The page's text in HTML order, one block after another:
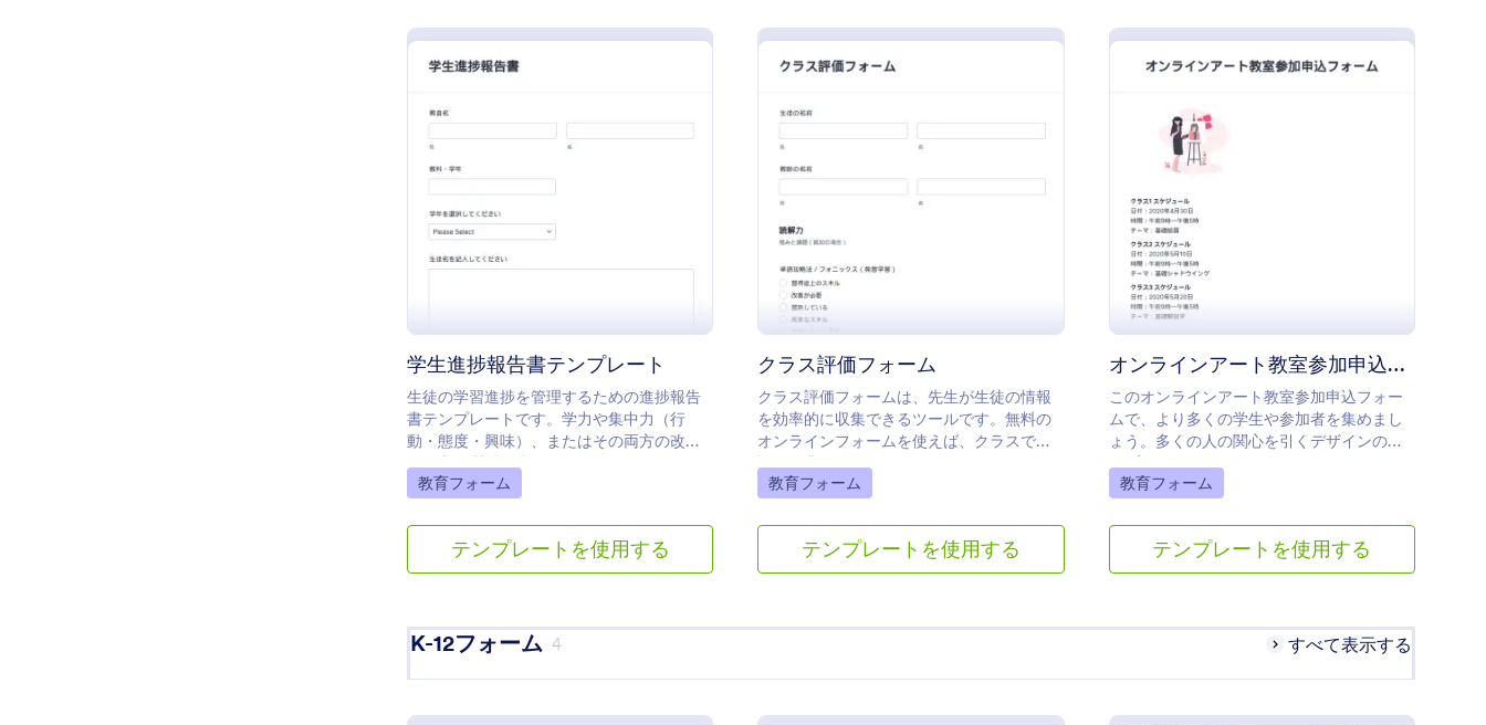
: 学生進捗報告書テンプレート
学生進捗報告書テンプレート
生徒の学習進捗を管理するための進捗報告
書テンプレートです。学力や集中力（行
動・態度・興味）、またはその両方の改善
に役立つ質問が含まれています。
Go to Category:
教育フォーム
テンプレートを使用する
プレビュー : クラス評価フォーム
クラス評価フォーム
クラス評価フォームは、先生が生徒の情報
を効率的に収集できるツールです。無料の
オンラインフォームを使えば、クラスでの
評価作業が簡単かつスムーズに行えます。
Go to Category:
教育フォーム
テンプレートを使用する
オンラインアート教室参加申込フォーム
このオンラインアート教室参加申込フォー
ムで、より多くの学生や参加者を集めまし
ょう。多くの人の関心を引くデザインのテ
ンプレートです。
Go to Category:
教育フォーム
テンプレートを使用する
K-12フォーム 4 すべて表示する